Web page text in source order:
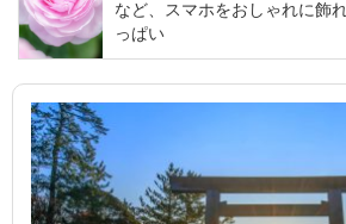
など、スマホをおしゃれに飾
っぱい